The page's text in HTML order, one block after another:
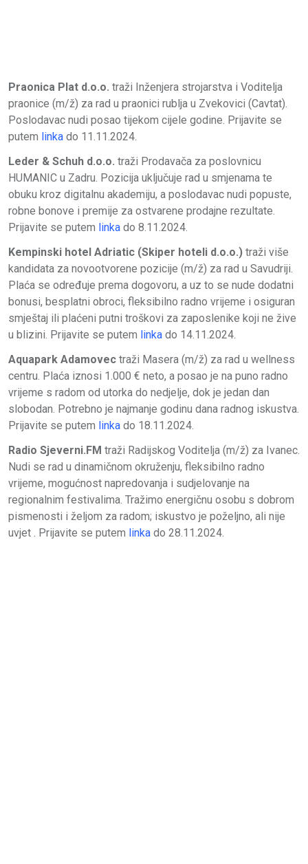
Praonica Plat d.o.o. traži Inženjera strojarstva i Voditelja
praonice (m/ž) za rad u praonici rublja u Zvekovici (Cavtat).
Poslodavac nudi posao tijekom cijele godine. Prijavite se
putem linka do 11.11.2024.
Leder & Schuh d.o.o. traži Prodavača za poslovnicu
HUMANIC u Zadru. Pozicija uključuje rad u smjenama te
obuku kroz digitalnu akademiju, a poslodavac nudi popuste,
robne bonove i premije za ostvarene prodajne rezultate.
Prijavite se putem linka do 8.11.2024.
Kempinski hotel Adriatic (Skiper hoteli d.o.o.) traži više
kandidata za novootvorene pozicije (m/ž) za rad u Savudriji.
Plaća se određuje prema dogovoru, a uz to se nude dodatni
bonusi, besplatni obroci, fleksibilno radno vrijeme i osiguran
smještaj ili plaćeni putni troškovi za zaposlenike koji ne žive
u blizini. Prijavite se putem linka do 14.11.2024.
Aquapark Adamovec traži Masera (m/ž) za rad u wellness
centru. Plaća iznosi 1.000 € neto, a posao je na puno radno
vrijeme s radom od utorka do nedjelje, dok je jedan dan
slobodan. Potrebno je najmanje godinu dana radnog iskustva.
Prijavite se putem linka do 18.11.2024.
Radio Sjeverni.FM traži Radijskog Voditelja (m/ž) za Ivanec.
Nudi se rad u dinamičnom okruženju, fleksibilno radno
vrijeme, mogućnost napredovanja i sudjelovanje na
regionalnim festivalima. Tražimo energičnu osobu s dobrom
pismenosti i željom za radom; iskustvo je poželjno, ali nije
uvjet . Prijavite se putem linka do 28.11.2024.